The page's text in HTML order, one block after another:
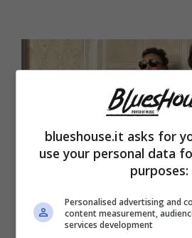
Angela Brambati Angelo Sotgiu
blueshouse.it asks for
use your personal data
purposes:
Personalised advertising and
content measurement,
services development